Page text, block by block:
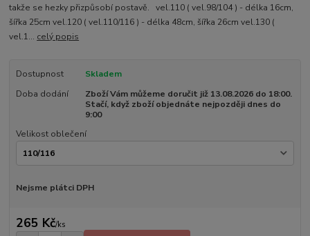
takže se hezky přizpůsobí postavě. vel.110 ( vel.98/104 ) - délka 16cm,
šířka 25cm vel.120 ( vel.110/116 ) - délka 48cm, šířka 26cm vel.130 (
vel.1... celý popis
Dostupnost
Skladem
Doba dodání
Zboží Vám můžeme doručit již 13.08.2026 do 18:00.
Stačí, když zboží objednáte nejpozději dnes do
9:00
Velikost oblečení
Nejsme plátci DPH
265 Kč/ks